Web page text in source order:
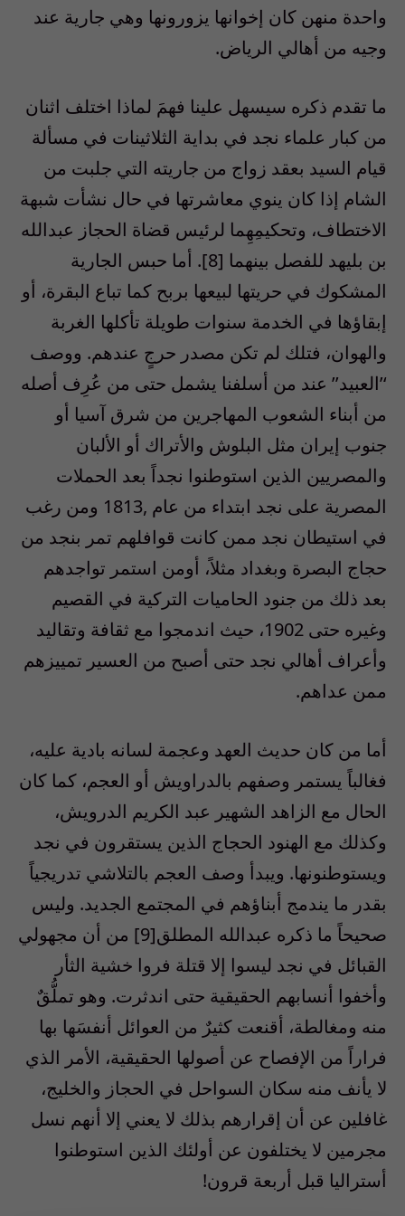
واحدة منهن كان إخوانها يزورونها وهي جارية عند
وجيه من أهالي الرياض.
ما تقدم ذكره سيسهل علينا فهمَ لماذا اختلف اثنان
من كبار علماء نجد في بداية الثلاثينات في مسألة
قيام السيد بعقد زواج من جاريته التي جلبت من
الشام إذا كان ينوي معاشرتها في حال نشأت شبهة
الاختطاف، وتحكيمِهِما لرئيس قضاة الحجاز عبدالله
بن بليهد للفصل بينهما [8]. أما حبس الجارية
المشكوك في حريتها لبيعها بربح كما تباع البقرة، أو
إبقاؤها في الخدمة سنوات طويلة تأكلها الغربة
والهوان، فتلك لم تكن مصدر حرجٍ عندهم. ووصف
‘’العبيد’’ عند من أسلفنا يشمل حتى من عُرِف أصله
من أبناء الشعوب المهاجرين من شرق آسيا أو
جنوب إيران مثل البلوش والأتراك أو الألبان
والمصريين الذين استوطنوا نجداً بعد الحملات
المصرية على نجد ابتداء من عام ,1813 ومن رغب
في استيطان نجد ممن كانت قوافلهم تمر بنجد من
حجاج البصرة وبغداد مثلاً، أومن استمر تواجدهم
بعد ذلك من جنود الحاميات التركية في القصيم
وغيره حتى 1902، حيث اندمجوا مع ثقافة وتقاليد
وأعراف أهالي نجد حتى أصبح من العسير تمييزهم
ممن عداهم.
أما من كان حديث العهد وعجمة لسانه بادية عليه،
فغالباً يستمر وصفهم بالدراويش أو العجم، كما كان
الحال مع الزاهد الشهير عبد الكريم الدرويش،
وكذلك مع الهنود الحجاج الذين يستقرون في نجد
ويستوطنونها. ويبدأ وصف العجم بالتلاشي تدريجياً
بقدر ما يندمج أبناؤهم في المجتمع الجديد. وليس
صحيحاً ما ذكره عبدالله المطلق[9] من أن مجهولي
القبائل في نجد ليسوا إلا قتلة فروا خشية الثأر
وأخفوا أنسابهم الحقيقية حتى اندثرت. وهو تملُّقٌ
منه ومغالطة، أقنعت كثيرٌ من العوائل أنفسَها بها
فراراً من الإفصاح عن أصولها الحقيقية، الأمر الذي
لا يأنف منه سكان السواحل في الحجاز والخليج،
غافلين عن أن إقرارهم بذلك لا يعني إلا أنهم نسل
مجرمين لا يختلفون عن أولئك الذين استوطنوا
أستراليا قبل أربعة قرون!